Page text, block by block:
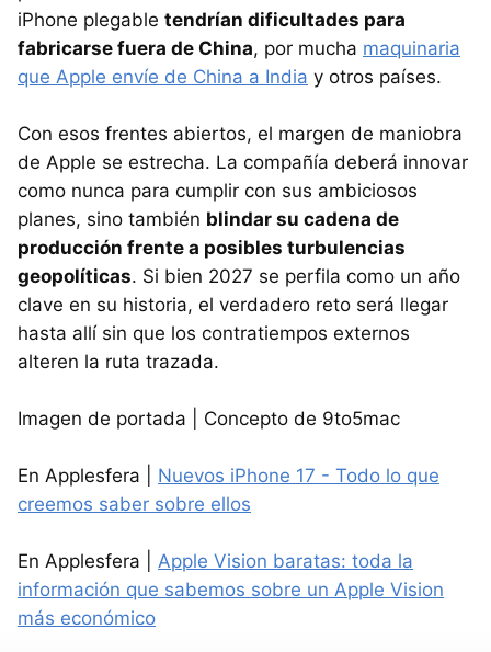
iPhone plegable tendrían dificultades para
fabricarse fuera de China, por mucha maquinaria
que Apple envíe de China a India y otros países.
Con esos frentes abiertos, el margen de maniobra
de Apple se estrecha. La compañía deberá innovar
como nunca para cumplir con sus ambiciosos
planes, sino también blindar su cadena de
producción frente a posibles turbulencias
geopolíticas. Si bien 2027 se perfila como un año
clave en su historia, el verdadero reto será llegar
hasta allí sin que los contratiempos externos
alteren la ruta trazada.
Imagen de portada | Concepto de 9to5mac
En Applesfera | Nuevos iPhone 17 - Todo lo que
creemos saber sobre ellos
En Applesfera | Apple Vision baratas: toda la
información que sabemos sobre un Apple Vision
más económico